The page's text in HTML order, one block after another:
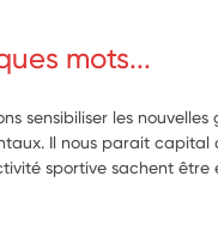
mots...
sensibiliser les
Il nous parait capital
sportive sachent être